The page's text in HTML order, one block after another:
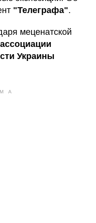
"Телеграфа".
меценатской
Украины